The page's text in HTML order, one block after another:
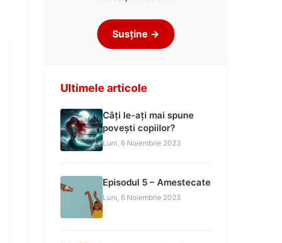
Susține →
Ultimele articole
Câți le-ați mai spune
povești copiilor?
Luni, 6 Noiembrie 2023
Episodul 5 – Amestecate
Luni, 6 Noiembrie 2023